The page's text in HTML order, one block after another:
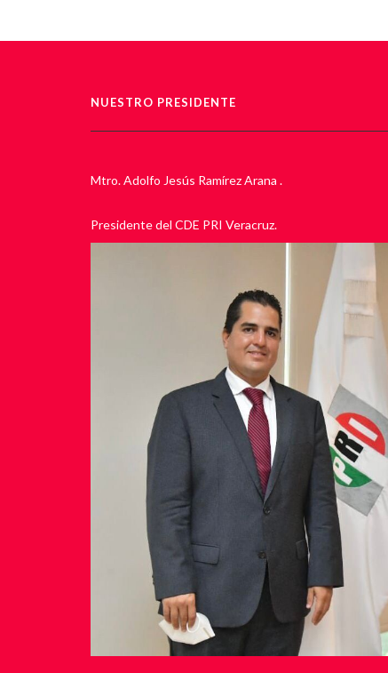
NUESTRO PRESIDENTE
Mtro. Adolfo Jesús Ramírez Arana .
Presidente del CDE PRI Veracruz.